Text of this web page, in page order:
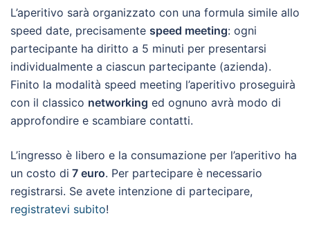
L’aperitivo sarà organizzato con una formula simile allo
speed date, precisamente speed meeting: ogni
partecipante ha diritto a 5 minuti per presentarsi
individualmente a ciascun partecipante (azienda).
Finito la modalità speed meeting l’aperitivo proseguirà
con il classico networking ed ognuno avrà modo di
approfondire e scambiare contatti.
L’ingresso è libero e la consumazione per l’aperitivo ha
un costo di 7 euro. Per partecipare è necessario
registrarsi. Se avete intenzione di partecipare,
registratevi subito!